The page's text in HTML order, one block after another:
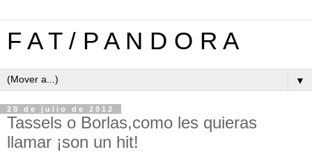
F A T / P A N D O R A
▼
28 de julio de 2012
Tassels o Borlas,como les quieras
llamar ¡son un hit!